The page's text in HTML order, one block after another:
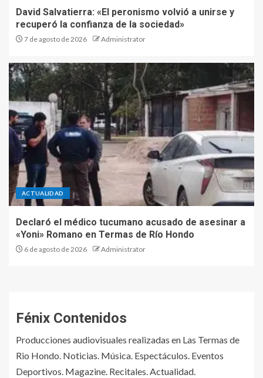
David Salvatierra: «El peronismo volvió a unirse y
recuperó la confianza de la sociedad»
7 de agosto de 2026 Administrator
ACTUALIDAD
Declaró el médico tucumano acusado de asesinar a
«Yoni» Romano en Termas de Río Hondo
6 de agosto de 2026 Administrator
Fénix Contenidos
Producciones audiovisuales realizadas en Las Termas de
Rio Hondo. Noticias. Música. Espectáculos. Eventos
Deportivos. Magazine. Recitales. Actualidad.